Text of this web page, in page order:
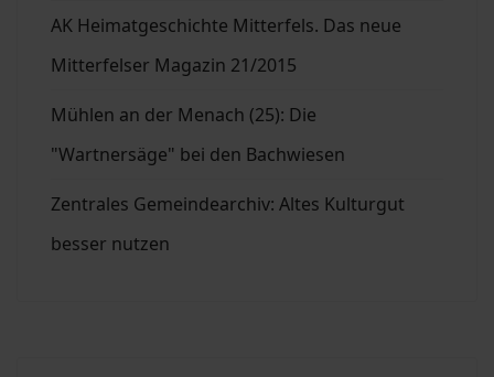
AK Heimatgeschichte Mitterfels. Das neue
Mitterfelser Magazin 21/2015
Mühlen an der Menach (25): Die
"Wartnersäge" bei den Bachwiesen
Zentrales Gemeindearchiv: Altes Kulturgut
besser nutzen